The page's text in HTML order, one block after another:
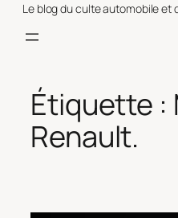
Le blog du culte automobile et
Étiquette :
Renault.